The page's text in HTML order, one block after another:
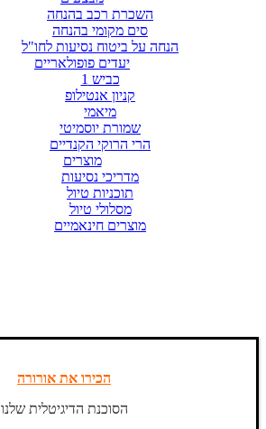
השכרת רכב בהנחה
סים מקומי בהנחה
הנחה על ביטוח נסיעות לחו"ל
יעדים פופולאריים
כביש 1
קניון אנטילופ
מיאמי
שמורת יוסמיטי
הרי הרוקי הקנדיים
מוצרים
מדריכי נסיעות
תוכניות טיול
מסלולי טיול
מוצרים חינאמיים
הכירו את אורורה
הסוכנת הדיגיטלית שלנו